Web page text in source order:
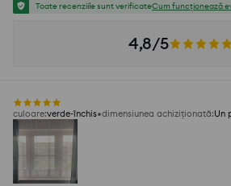
Toate recenziile sunt verificateCum funcționează
4,8/5
culoare:verde-închis dimensiunea achiziționată:Un